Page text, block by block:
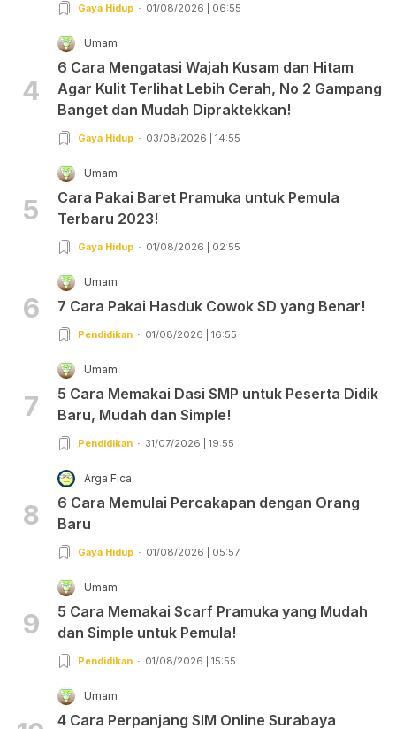
Gaya Hidup 01/08/2026 | 06:55
4
Umam
6 Cara Mengatasi Wajah Kusam dan Hitam
Agar Kulit Terlihat Lebih Cerah, No 2 Gampang
Banget dan Mudah Dipraktekkan!
Gaya Hidup 03/08/2026 | 14:55
5
Umam
Cara Pakai Baret Pramuka untuk Pemula
Terbaru 2023!
Gaya Hidup 01/08/2026 | 02:55
6
Umam
7 Cara Pakai Hasduk Cowok SD yang Benar!
Pendidikan 01/08/2026 | 16:55
7
Umam
5 Cara Memakai Dasi SMP untuk Peserta Didik
Baru, Mudah dan Simple!
Pendidikan 31/07/2026 | 19:55
8
Arga Fica
6 Cara Memulai Percakapan dengan Orang
Baru
Gaya Hidup 01/08/2026 | 05:57
9
Umam
5 Cara Memakai Scarf Pramuka yang Mudah
dan Simple untuk Pemula!
Pendidikan 01/08/2026 | 15:55
Umam
4 Cara Perpanjang SIM Online Surabaya